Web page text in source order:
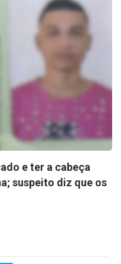
e ter a cabeça
suspeito diz que os